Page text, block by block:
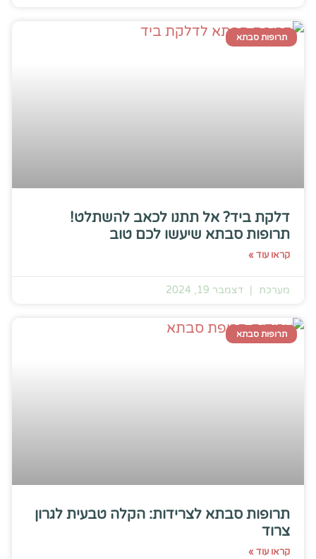
תרופות סבתא
דלקת ביד? אל תתנו לכאב להשתלט!
תרופות סבתא שיעשו לכם טוב
קראו עוד »
מערכת דצמבר 19, 2024
תרופות סבתא
תרופות סבתא לצרידות: הקלה טבעית לגרון
צרוד
קראו עוד »